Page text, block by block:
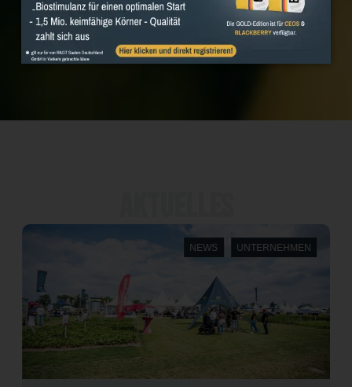
NEWS UNTERNEHMEN